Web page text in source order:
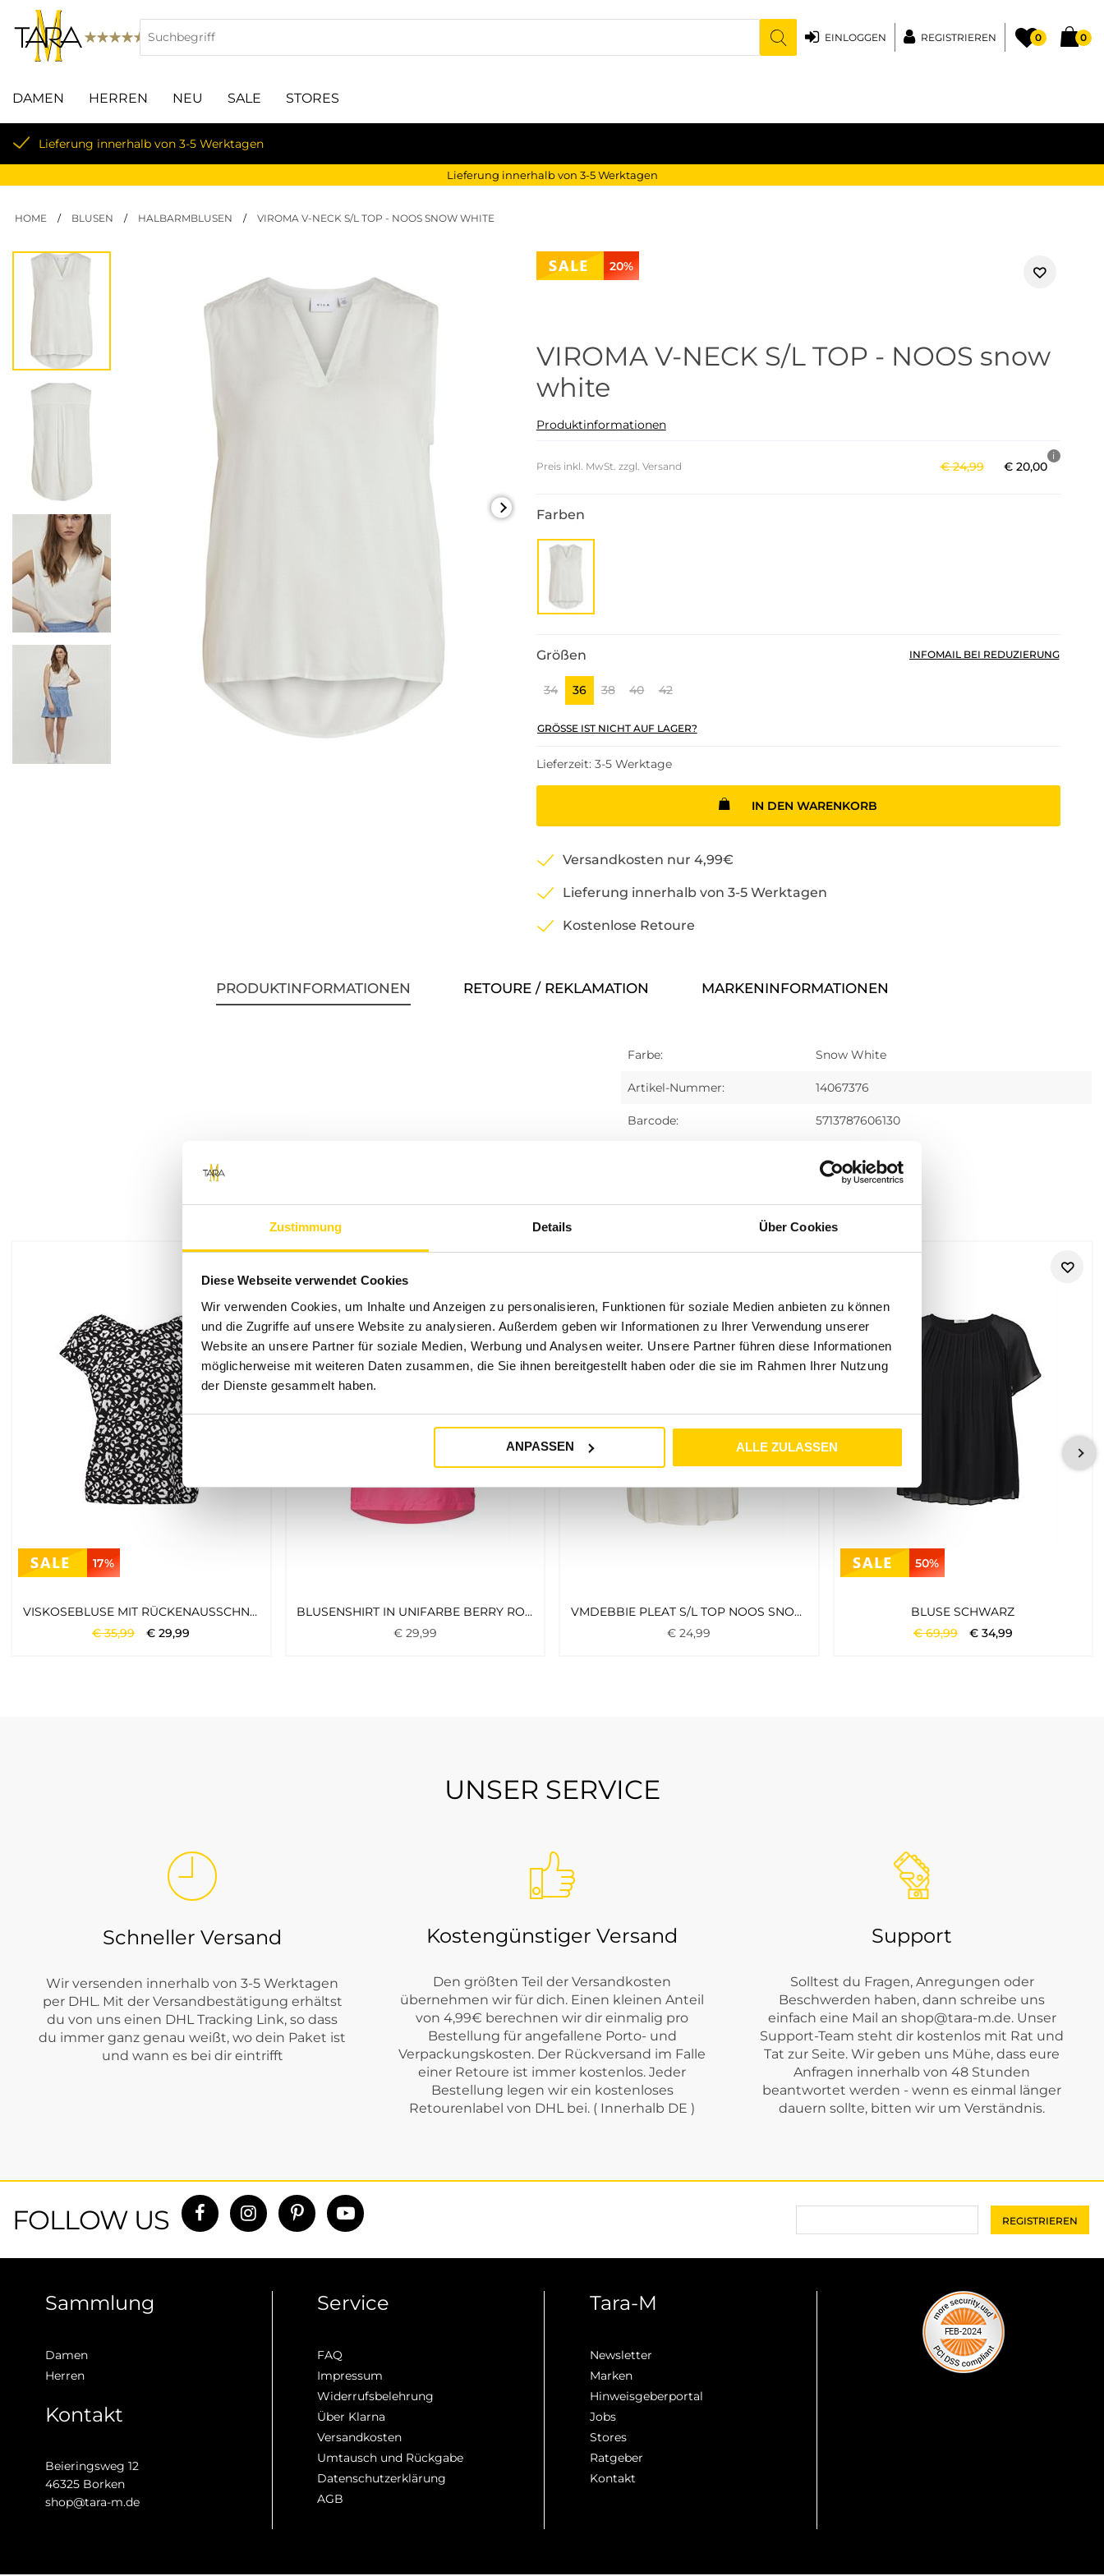
Zustimmung Details Über Cookies
Diese Webseite verwendet Cookies
Wir verwenden Cookies, um Inhalte und Anzeigen zu personalisieren, Funktionen für soziale Medien anbieten zu können
und die Zugriffe auf unsere Website zu analysieren. Außerdem geben wir Informationen zu Ihrer Verwendung unserer
Website an unsere Partner für soziale Medien, Werbung und Analysen weiter. Unsere Partner führen diese Informationen
möglicherweise mit weiteren Daten zusammen, die Sie ihnen bereitgestellt haben oder die sie im Rahmen Ihrer Nutzung
der Dienste gesammelt haben.
ANPASSEN ALLE ZULASSEN
0 0
REGISTRIEREN
EINLOGGEN
DAMEN HERREN NEU SALE STORES
Lieferung innerhalb von 3-5 Werktagen
Lieferung innerhalb von 3-5 Werktagen
HOME / BLUSEN / HALBARMBLUSEN / VIROMA V-NECK S/L TOP - NOOS SNOW WHITE
20%
VIROMA V-NECK S/L TOP - NOOS snow
white
Produktinformationen
Preis inkl. MwSt. zzgl. Versand €24,99 € 20,00
Farben
Größen
34 36 38 40 42
INFOMAIL BEI REDUZIERUNG
GRÖSSE IST NICHT AUF LAGER?
Lieferzeit: 3-5 Werktage
IN DEN WARENKORB
Versandkosten nur 4,99€
Lieferung innerhalb von 3-5 Werktagen
Kostenlose Retoure
PRODUKTINFORMATIONEN RETOURE / REKLAMATION MARKENINFORMATIONEN
Farbe: Snow White
Artikel-Nummer: 14067376
Barcode: 5713787606130
https://www.tara-m.de/retouren/
Vorschläge
17%
VISKOSEBLUSE MIT RÜCKENAUSSCHNITT SCHWARZ
€35,99 €29,99
BLUSENSHIRT IN UNIFARBE BERRY ROSE
€ 29,99
VMDEBBIE PLEAT S/L TOP NOOS SNOW WHITE
€24,99
50%
BLUSE SCHWARZ
€69,99 € 34,99
UNSER SERVICE
Schneller Versand
Wir versenden innerhalb von 3-5 Werktagen
per DHL. Mit der Versandbestätigung erhältst
du von uns einen DHL Tracking Link, so dass
du immer ganz genau weißt, wo dein Paket ist
und wann es bei dir eintrifft
Kostengünstiger Versand
Den größten Teil der Versandkosten
übernehmen wir für dich. Einen kleinen Anteil
von 4,99€ berechnen wir dir einmalig pro
Bestellung für angefallene Porto- und
Verpackungskosten. Der Rückversand im Falle
einer Retoure ist immer kostenlos. Jeder
Bestellung legen wir ein kostenloses
Retourenlabel von DHL bei. ( Innerhalb DE )
Support
Solltest du Fragen, Anregungen oder
Beschwerden haben, dann schreibe uns
einfach eine Mail an shop@tara-m.de. Unser
Support-Team steht dir kostenlos mit Rat und
Tat zur Seite. Wir geben uns Mühe, dass eure
Anfragen innerhalb von 48 Stunden
beantwortet werden - wenn es einmal länger
dauern sollte, bitten wir um Verständnis.
FOLLOW US
Sammlung
Damen
Herren
Kontakt
Beieringsweg 12
46325 Borken
shop@tara-m.de
Service
FAQ
Impressum
Widerrufsbelehrung
Über Klarna
Versandkosten
Umtausch und Rückgabe
Datenschutzerklärung
AGB
Tara-M
Newsletter
Marken
Hinweisgeberportal
Jobs
Stores
Ratgeber
Kontakt